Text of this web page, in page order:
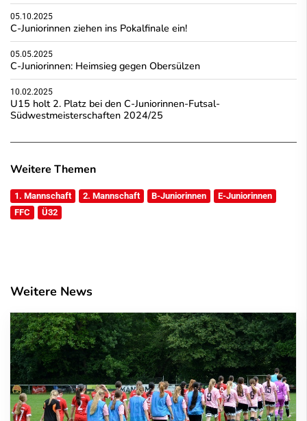
05.10.2025
C-Juniorinnen ziehen ins Pokalfinale ein!
05.05.2025
C-Juniorinnen: Heimsieg gegen Obersülzen
10.02.2025
U15 holt 2. Platz bei den C-Juniorinnen-Futsal-
Südwestmeisterschaften 2024/25
Weitere Themen
1. Mannschaft 2. Mannschaft B-Juniorinnen
E-Juniorinnen
FFC
Ü32
Weitere News